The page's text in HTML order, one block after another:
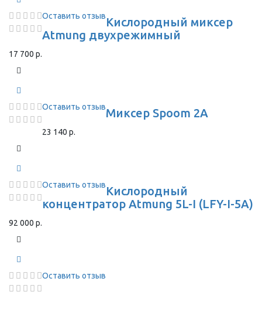
Оставить отзывКислородный миксер
Atmung двухрежимный
17 700 р.
Оставить отзывМиксер Spoom 2A
23 140 р.
Оставить отзывКислородный
концентратор Atmung 5L-I (LFY-I-5A)
92 000 р.
Оставить отзыв